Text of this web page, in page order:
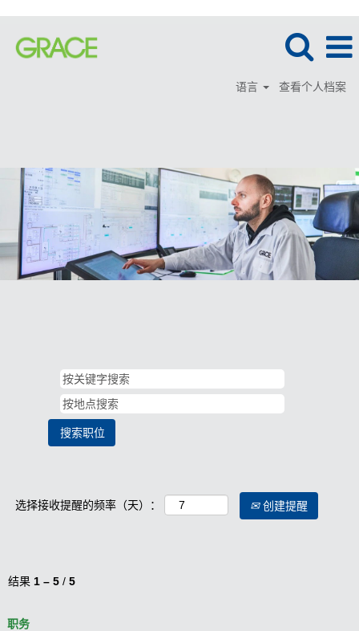
语言 查看个人档案
选择接收提醒的频率（天）： 创建提醒
结果 1 – 5 / 5
职务